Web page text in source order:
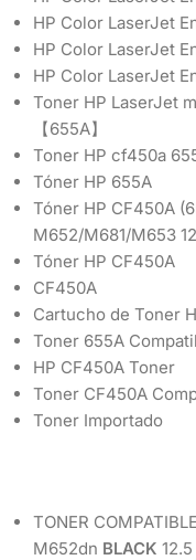
HP Color LaserJet
HP Color LaserJet
HP Color LaserJet
Toner HP LaserJet
【655A】
Toner HP cf450a
Tóner HP 655A
Tóner HP CF450A
M652/M681/M653
Tóner HP CF450A
CF450A
Cartucho de Toner
Toner 655A
HP CF450A Toner
Toner CF450A
Toner Importado
TONER
M652dn BLACK